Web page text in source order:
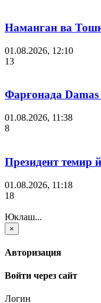
Наманган ва
01.08.2026, 12:10
13
Фарғонада
01.08.2026, 11:38
8
Президент темир
01.08.2026, 11:18
18
Юклаш...
×
Авторизация
Войти через сайт
Логин